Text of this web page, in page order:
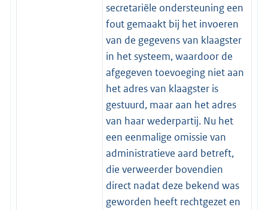
secretariële ondersteuning een
fout gemaakt bij het invoeren
van de gegevens van klaagster
in het systeem, waardoor de
afgegeven toevoeging niet aan
het adres van klaagster is
gestuurd, maar aan het adres
van haar wederpartij. Nu het
een eenmalige omissie van
administratieve aard betreft,
die verweerder bovendien
direct nadat deze bekend was
geworden heeft rechtgezet en